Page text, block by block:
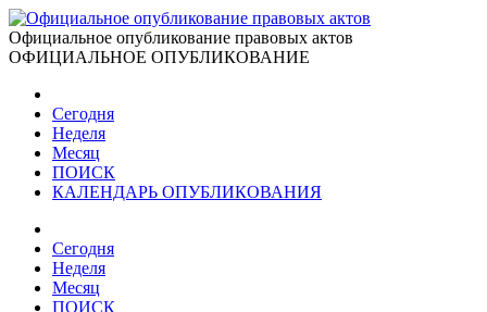
Официальное опубликование правовых актов
ОФИЦИАЛЬНОЕ ОПУБЛИКОВАНИЕ
Сегодня
Неделя
Месяц
ПОИСК
КАЛЕНДАРЬ ОПУБЛИКОВАНИЯ
Сегодня
Неделя
Месяц
ПОИСК